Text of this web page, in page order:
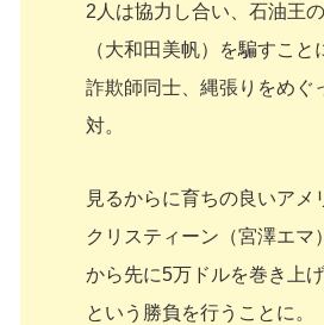
2人は協力し合い、石油王
（大和田美帆）を騙すこと
詐欺師同士、縄張りをめぐ
対。
見るからに育ちの良いアメ
クリスティーン（宮澤エマ
から先に5万ドルを巻き上
という勝負を行うことに。